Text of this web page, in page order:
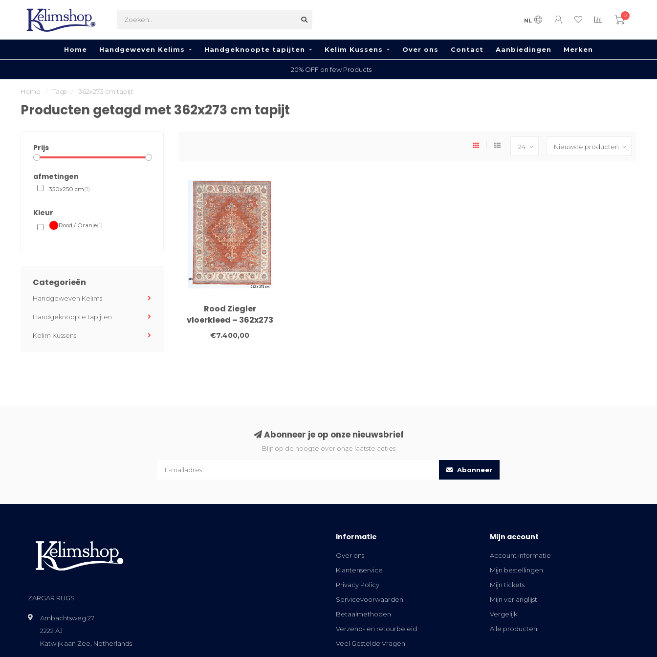
NL
0
Home Handgeweven Kelims Handgeknoopte tapijten Kelim Kussens Over ons Contact Aanbiedingen Merken
20% OFF on few Products
Home Tags 362x273 cm tapijt
Producten getagd met 362x273 cm tapijt
Prijs
afmetingen
350x250 cm(1)
Kleur
Rood / Oranje(1)
Categorieën
Handgeweven Kelims
Handgeknoopte tapijten
Kelim Kussens
Rood Ziegler
vloerkleed – 362x273
cm – Handgeknoopt
wollen tapijt
€7.400,00
Abonneer je op onze nieuwsbrief
Blijf op de hoogte over onze laatste acties
Abonneer
ZARGAR RUGS
Ambachtsweg 27
2222 AJ
Katwijk aan Zee, Netherlands
Informatie
Over ons
Klantenservice
Privacy Policy
Servicevoorwaarden
Betaalmethoden
Verzend- en retourbeleid
Veel Gestelde Vragen
Mijn account
Account informatie
Mijn bestellingen
Mijn tickets
Mijn verlanglijst
Vergelijk
Alle producten